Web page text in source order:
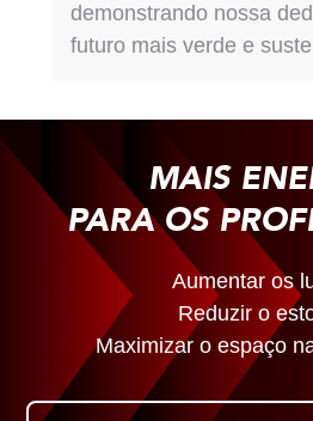
demonstrando nossa
futuro mais verde e
MAIS
PARA OS
Aumentar os
Reduzir o
Maximizar o espaço